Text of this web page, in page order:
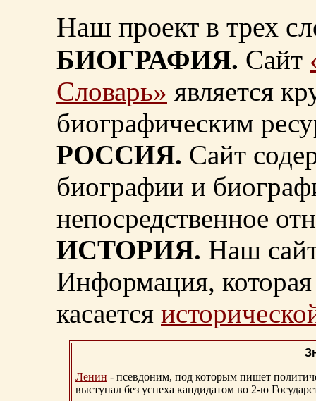
Наш проект в трех
БИОГРАФИЯ. Сайт
Словарь» является
биографическим
РОССИЯ. Сайт
биографии и
непосредственное
ИСТОРИЯ. Наш
Информация, которая
касается
Ленин - псевдоним, под которым пишет
выступал без успеха кандидатом во 2-ю